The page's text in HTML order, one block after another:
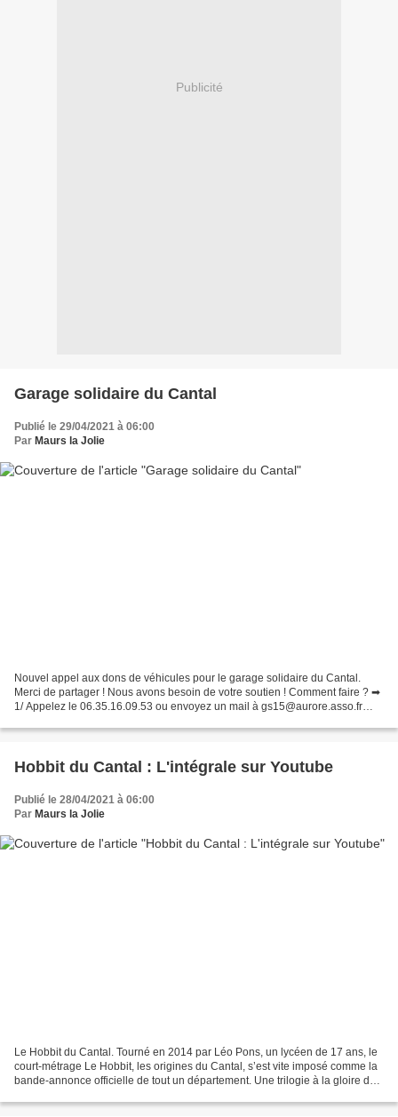
Publicité
Garage solidaire du Cantal
Publié le 29/04/2021 à 06:00
Par Maurs la Jolie
Nouvel appel aux dons de véhicules pour le garage solidaire du Cantal.
Merci de partager ! Nous avons besoin de votre soutien ! Comment faire ? ➡
1/ Appelez le 06.35.16.09.53 ou envoyez un mail à gs15@aurore.asso.fr
Hobbit du Cantal : L'intégrale sur Youtube
Publié le 28/04/2021 à 06:00
Par Maurs la Jolie
Le Hobbit du Cantal. Tourné en 2014 par Léo Pons, un lycéen de 17 ans, le
court-métrage Le Hobbit, les origines du Cantal, s’est vite imposé comme la
bande-annonce officielle de tout un département. Une trilogie à la gloire du